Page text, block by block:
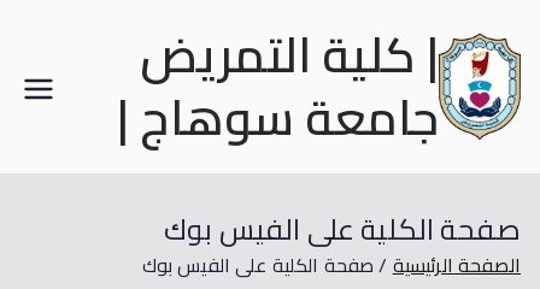
| كلية التمريض
جامعة سوهاج |
صفحة الكلية على الفيس بوك
الصفحة الرئيسية صفحة الكلية على الفيس بوك